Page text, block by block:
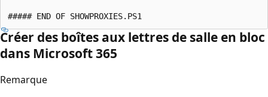
Créer des boîtes aux lettres de salle en bloc
dans Microsoft 365
Remarque